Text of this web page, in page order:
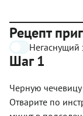
Рецепт
Негаснущий
Шаг 1
Черную
Отварите по